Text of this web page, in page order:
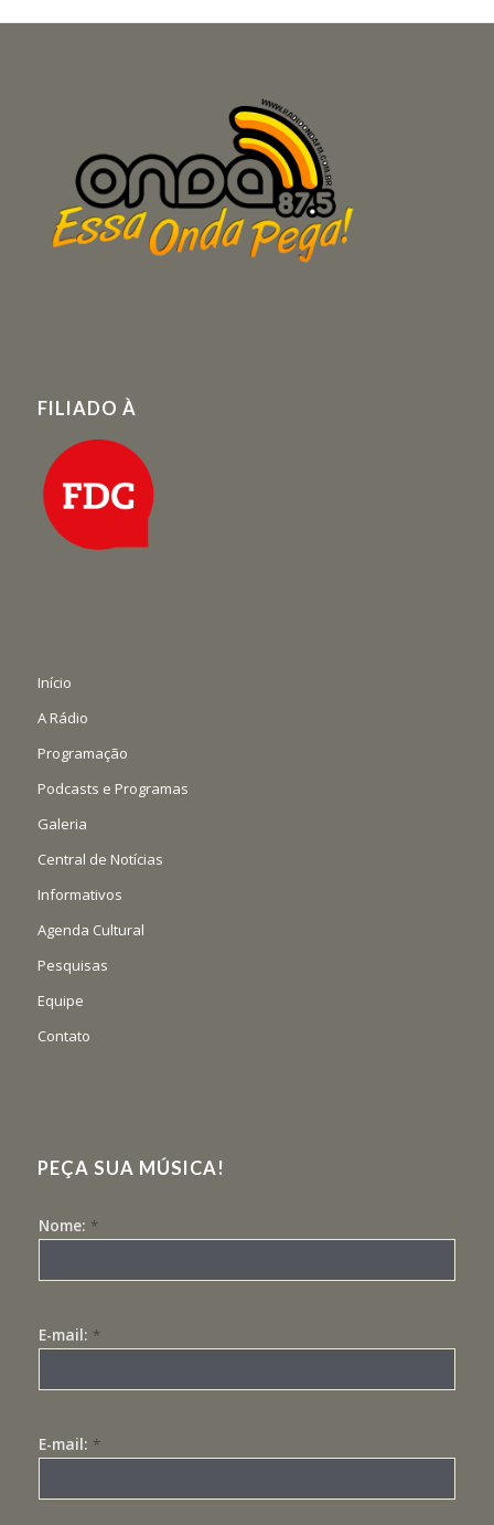
FILIADO À
Início
A Rádio
Programação
Podcasts e Programas
Galeria
Central de Notícias
Informativos
Agenda Cultural
Pesquisas
Equipe
Contato
PEÇA SUA MÚSICA!
Nome: *
E-mail: *
E-mail: *